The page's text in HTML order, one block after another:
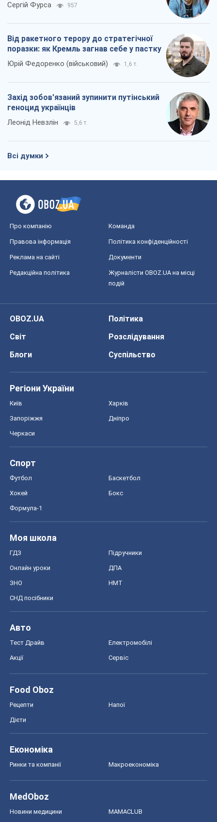
Сергій Фурса 957
Від ракетного терору до стратегічної
поразки: як Кремль загнав себе у пастку
Юрій Федоренко (військовий) 1,6 т.
Захід зобов'язаний зупинити путінський
геноцид українців
Леонід Невзлін 5,6 т.
Всі думки
Про компанію Команда
Правова інформація Політика конфіденційності
Реклама на сайті Документи
Редакційна політика
Журналісти OBOZ.UA на місці
подій
OBOZ.UA
Політика
Світ
Розслідування
Блоги
Суспільство
Регіони України
Київ Харків
Запоріжжя Дніпро
Черкаси
Спорт
Футбол Баскетбол
Хокей Бокс
Формула-1
Моя школа
ГДЗ Підручники
Онлайн уроки ДПА
ЗНО НМТ
СНД посібники
Авто
Тест Драйв Електромобілі
Акції Сервіс
Food Oboz
Рецепти Напої
Дієти
Економіка
Ринки та компанії Макроекономіка
MedOboz
Новини медицини MAMACLUB